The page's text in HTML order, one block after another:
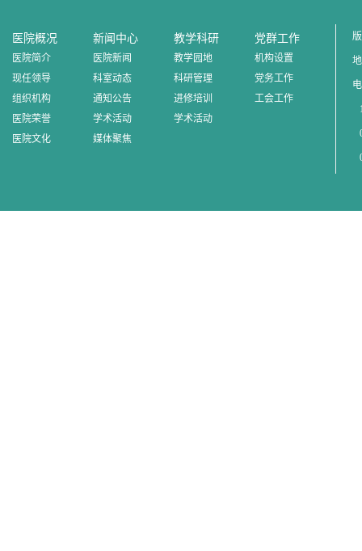
医院概况
医院简介
现任领导
组织机构
医院荣誉
医院文化
新闻中心
医院新闻
科室动态
通知公告
学术活动
媒体聚焦
教学科研
教学园地
科研管理
进修培训
学术活动
党群工作
机构设置
党务工作
工会工作